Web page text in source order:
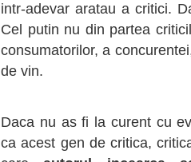
intr-adevar aratau a critici.
Cel putin nu din partea
consumatorilor, a
de vin.
Daca nu as fi la curent cu
ca acest gen de critica,